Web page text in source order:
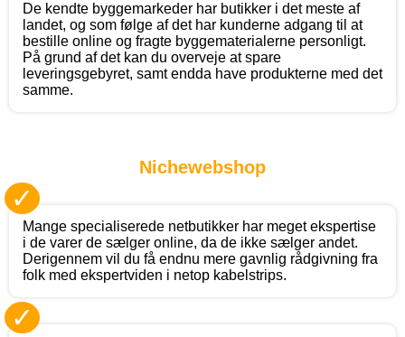
De kendte byggemarkeder har butikker i det meste af
landet, og som følge af det har kunderne adgang til at
bestille online og fragte byggematerialerne personligt.
På grund af det kan du overveje at spare
leveringsgebyret, samt endda have produkterne med det
samme.
Nichewebshop
✓
Mange specialiserede netbutikker har meget ekspertise
i de varer de sælger online, da de ikke sælger andet.
Derigennem vil du få endnu mere gavnlig rådgivning fra
folk med ekspertviden i netop kabelstrips.
✓